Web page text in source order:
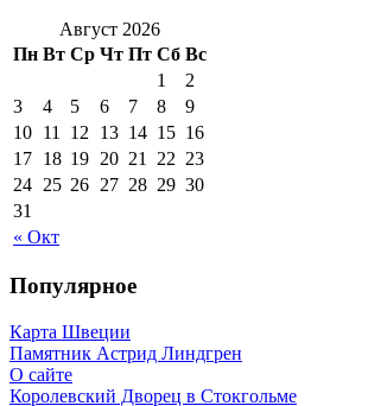
Август 2026
Пн Вт Ср Чт Пт Сб Вс
« Окт
1
2
3
4 5 6 7 8
9
10 11 12 13 14 15 16
17 18 19 20 21 22 23
24 25 26 27 28 29 30
31
Популярное
Карта Швеции
Памятник Астрид Линдгрен
О сайте
Королевский Дворец в Стокгольме